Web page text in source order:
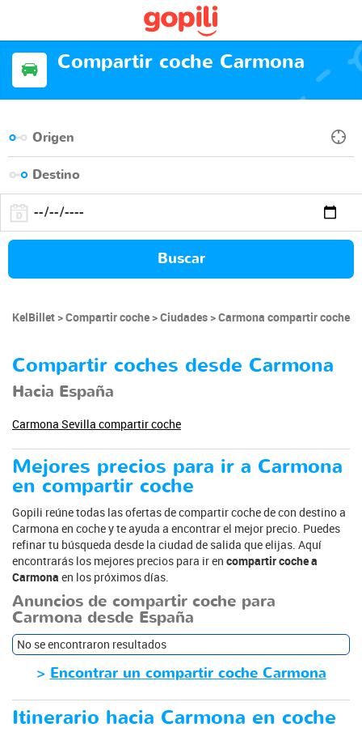
Compartir coche Carmona
Buscar
KelBillet Compartir coche Ciudades Carmona compartir coche
Compartir coches desde Carmona
Hacia España
Carmona Sevilla compartir coche
Mejores precios para ir a Carmona
en compartir coche
Gopili reúne todas las ofertas de compartir coche de con destino a
Carmona en coche y te ayuda a encontrar el mejor precio. Puedes
refinar tu búsqueda desde la ciudad de salida que elijas. Aquí
encontrarás los mejores precios para ir en compartir coche a
Carmona en los próximos días.
Anuncios de compartir coche para
Carmona desde España
No se encontraron resultados
> Encontrar un compartir coche Carmona
Itinerario hacia Carmona en coche